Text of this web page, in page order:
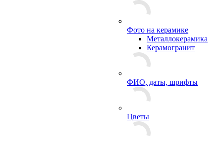
Фото на керамике
Металлокерамика
Керамогранит
ФИО, даты, шрифты
Цветы